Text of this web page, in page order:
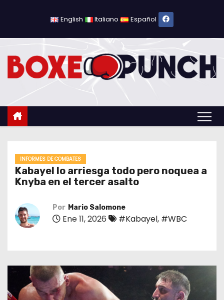
l
English Italiano Español
INFORMES DE COMBATES
Kabayel lo arriesga todo pero noquea a
Knyba en el tercer asalto
Por Mario Salomone
Ene 11, 2026 #Kabayel, #WBC